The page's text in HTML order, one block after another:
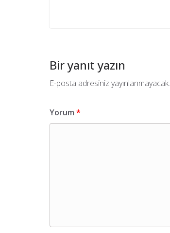
Bir yanıt yazın
E-posta adresiniz yayınlanmayacak.
Yorum *